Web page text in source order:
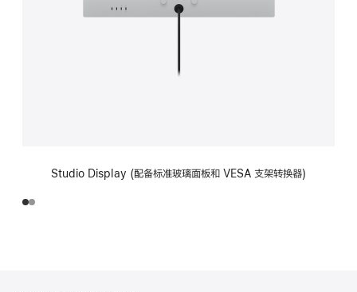
Studio Display (配备标准玻璃面板和 VESA 支架转换器)